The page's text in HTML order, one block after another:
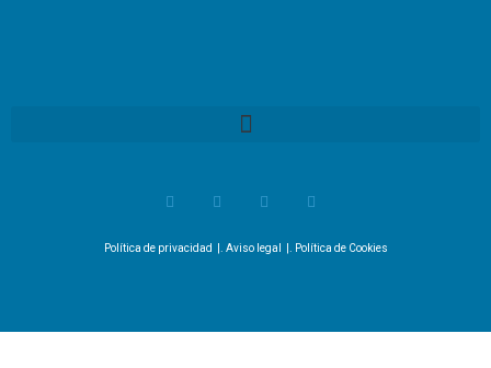
Política de privacidad |. Aviso legal |. Política de Cookies